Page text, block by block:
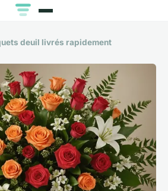
deuil livrés rapidement